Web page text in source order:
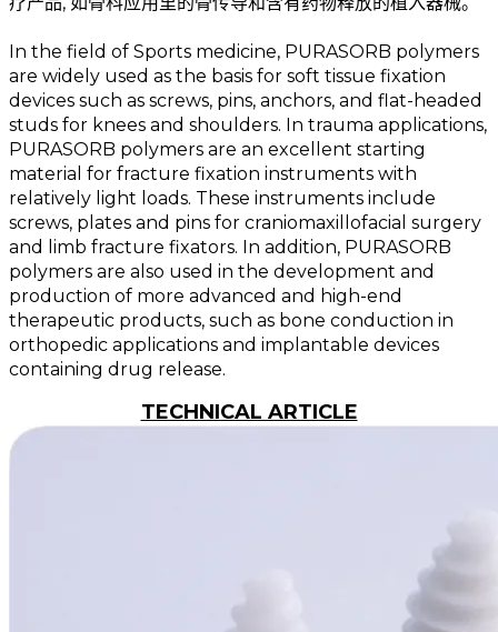
In the field of Sports medicine, PURASORB polymers
are widely used as the basis for soft tissue fixation
devices such as screws, pins, anchors, and flat-headed
studs for knees and shoulders. In trauma applications,
PURASORB polymers are an excellent starting
material for fracture fixation instruments with
relatively light loads. These instruments include
screws, plates and pins for craniomaxillofacial surgery
and limb fracture fixators. In addition, PURASORB
polymers are also used in the development and
production of more advanced and high-end
therapeutic products, such as bone conduction in
orthopedic applications and implantable devices
containing drug release.
TECHNICAL ARTICLE